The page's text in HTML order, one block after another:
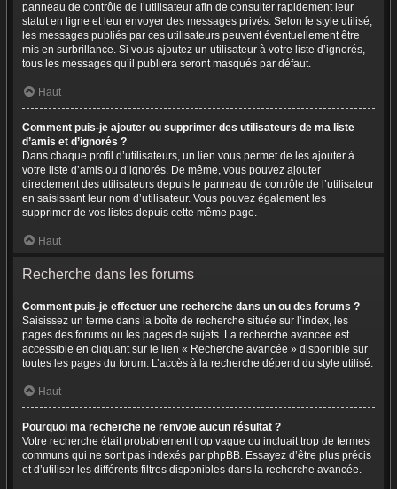
panneau de contrôle de l’utilisateur afin de consulter rapidement leur
statut en ligne et leur envoyer des messages privés. Selon le style utilisé,
les messages publiés par ces utilisateurs peuvent éventuellement être
mis en surbrillance. Si vous ajoutez un utilisateur à votre liste d’ignorés,
tous les messages qu’il publiera seront masqués par défaut.
Haut
Comment puis-je ajouter ou supprimer des utilisateurs de ma liste
d’amis et d’ignorés ?
Dans chaque profil d’utilisateurs, un lien vous permet de les ajouter à
votre liste d’amis ou d’ignorés. De même, vous pouvez ajouter
directement des utilisateurs depuis le panneau de contrôle de l’utilisateur
en saisissant leur nom d’utilisateur. Vous pouvez également les
supprimer de vos listes depuis cette même page.
Haut
Recherche dans les forums
Comment puis-je effectuer une recherche dans un ou des forums ?
Saisissez un terme dans la boîte de recherche située sur l’index, les
pages des forums ou les pages de sujets. La recherche avancée est
accessible en cliquant sur le lien « Recherche avancée » disponible sur
toutes les pages du forum. L’accès à la recherche dépend du style utilisé.
Haut
Pourquoi ma recherche ne renvoie aucun résultat ?
Votre recherche était probablement trop vague ou incluait trop de termes
communs qui ne sont pas indexés par phpBB. Essayez d’être plus précis
et d’utiliser les différents filtres disponibles dans la recherche avancée.